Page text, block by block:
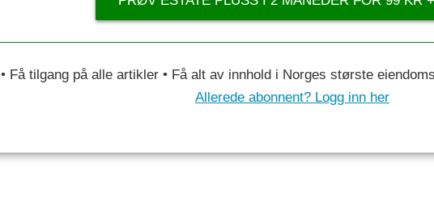
• Få tilgang på alle artikler • Få alt av innhold i Norges største
Allerede abonnent? Logg inn her